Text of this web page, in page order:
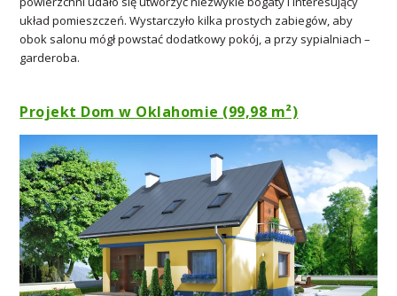
układ pomieszczeń. Wystarczyło kilka prostych zabiegów, aby
obok salonu mógł powstać dodatkowy pokój, a przy sypialniach –
garderoba.
Projekt Dom w Oklahomie (99,98 m²)